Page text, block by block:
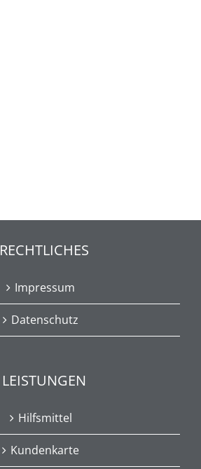
RECHTLICHES
Impressum
Datenschutz
LEISTUNGEN
Hilfsmittel
Kundenkarte